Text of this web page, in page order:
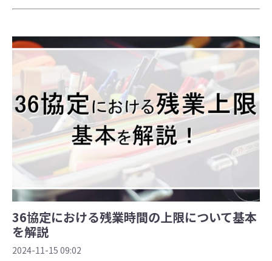
36協定における残業時間の上限について基本
を解説
2024-11-15 09:02